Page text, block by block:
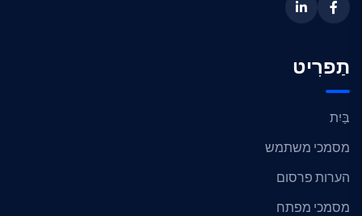
תַפרִיט
בַּיִת
מסמכי משתמש
הערות פרסום
מסמכי מפתח